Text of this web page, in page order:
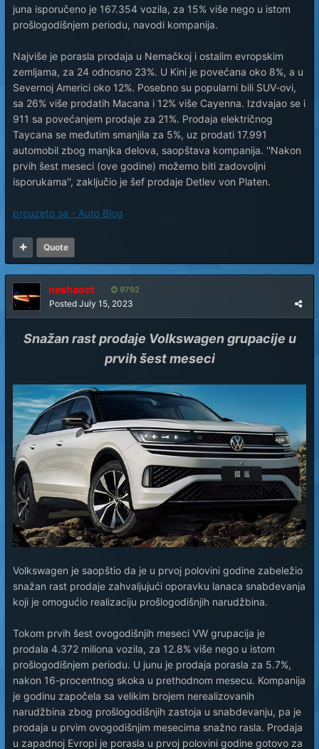
juna isporučeno je 167.354 vozila, za 15% više nego u istom
prošlogodišnjem periodu, navodi kompanija.
Najviše je porasla prodaja u Nemačkoj i ostalim evropskim
zemljama, za 24 odnosno 23%. U Kini je povećana oko 8%, a u
Severnoj Americi oko 12%. Posebno su popularni bili SUV-ovi,
sa 26% više prodatih Macana i 12% više Cayenna. Izdvajao se i
911 sa povećanjem prodaje za 21%. Prodaja električnog
Taycana se međutim smanjila za 5%, uz prodati 17.991
automobil zbog manjka delova, saopštava kompanija. ''Nakon
prvih šest meseci (ove godine) možemo biti zadovoljni
isporukama'', zaključio je šef prodaje Detlev von Platen.
preuzeto sa - Auto Blog
Quote
neshaoct 9792
Posted July 15, 2023
Snažan rast prodaje Volkswagen grupacije u
prvih šest meseci
Volkswagen je saopštio da je u prvoj polovini godine zabeležio
snažan rast prodaje zahvaljujući oporavku lanaca snabdevanja
koji je omogućio realizaciju prošlogodišnjih narudžbina.
Tokom prvih šest ovogodišnjih meseci VW grupacija je
prodala 4.372 miliona vozila, za 12.8% više nego u istom
prošlogodišnjem periodu. U junu je prodaja porasla za 5.7%,
nakon 16-procentnog skoka u prethodnom mesecu. Kompanija
je godinu započela sa velikim brojem nerealizovanih
narudžbina zbog prošlogodišnjih zastoja u snabdevanju, pa je
prodaja u prvim ovogodišnjim mesecima snažno rasla. Prodaja
u zapadnoj Evropi je porasla u prvoj polovini godine gotovo za